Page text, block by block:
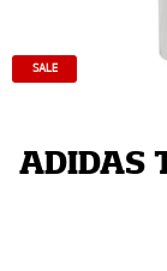
SALE
ADIDAS